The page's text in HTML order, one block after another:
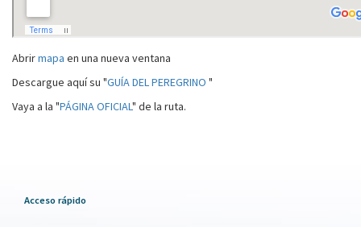
Abrirmapa en una nueva ventana
Descargue aquí su "GUÍA DEL PEREGRINO "
Vaya a la "PÁGINA OFICIAL" de la ruta.
Acceso rápido